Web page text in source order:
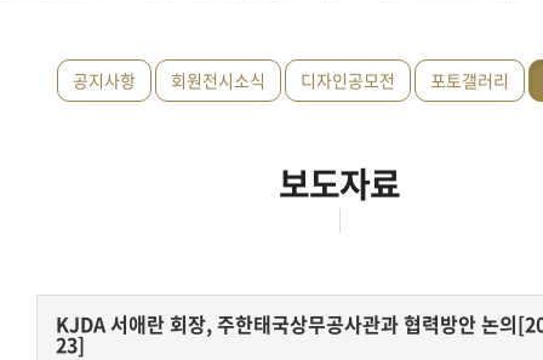
공지사항 회원전시소식 디자인공모전 포토갤러리
보도자료
KJDA 서애란 회장, 주한태국상무공사관과 협력방안 논의
23]